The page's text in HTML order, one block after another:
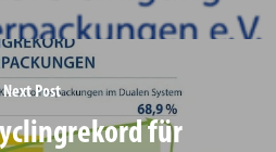
Next Post
für